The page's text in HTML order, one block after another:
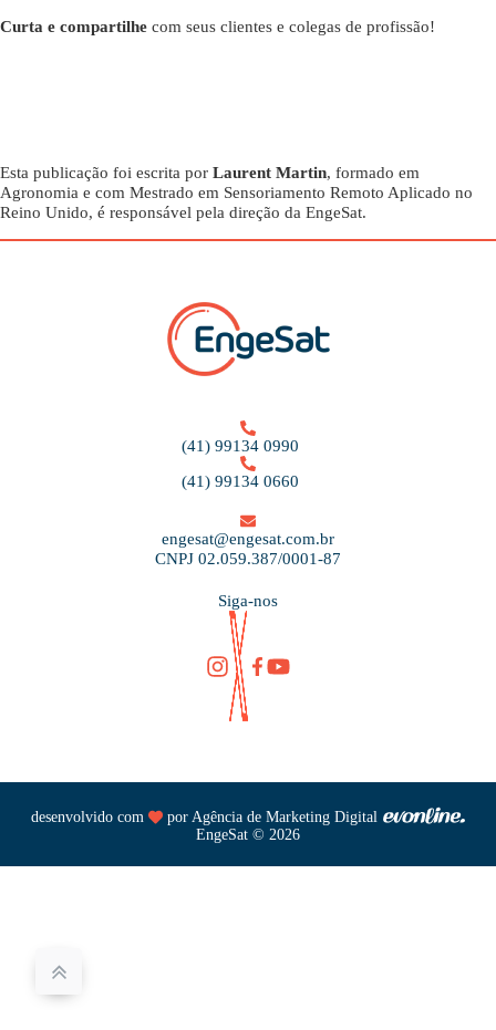
Curta e compartilhe com seus clientes e colegas de profissão!
Esta publicação foi escrita por Laurent Martin, formado em
Agronomia e com Mestrado em Sensoriamento Remoto Aplicado no
Reino Unido, é responsável pela direção da EngeSat.
(41) 99134 0990
(41) 99134 0660
engesat@engesat.com.br
CNPJ 02.059.387/0001-87
Siga-nos
desenvolvido com por Agência de Marketing Digital
EngeSat © 2026